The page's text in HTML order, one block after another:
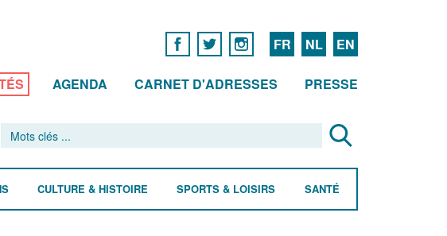
FR NL EN
AGENDA CARNET D'ADRESSES PRESSE
CULTURE & HISTOIRE SPORTS & LOISIRS SANTÉ